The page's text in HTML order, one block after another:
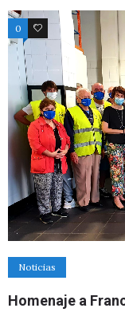
0 0
Noticias
Homenaje a